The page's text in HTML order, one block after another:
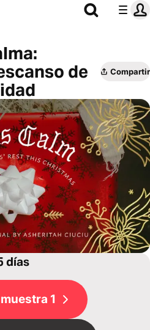
de
Compartir
días
1